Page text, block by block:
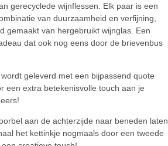
gerecyclede wijnflessen. Elk paar is een
van duurzaamheid en verfijning,
gemaakt van hergebruikt wijnglas. Een
dat ook nog eens door de brievenbus
geleverd met een bijpassend quote
een extra betekenisvolle touch aan je
aan de achterzijde naar beneden laten
het kettinkje nogmaals door een tweede